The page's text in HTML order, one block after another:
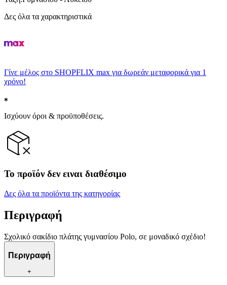
Δες όλα τα χαρακτηριστικά
Γίνε μέλος στο SHOPFLIX max για δωρεάν μεταφορικά για 1
χρόνο!
Ισχύουν όροι & προϋποθέσεις.
Το προϊόν δεν ειναι διαθέσιμο
Δες όλα τα προϊόντα της κατηγορίας
Περιγραφή
Σχολικό σακίδιο πλάτης γυμνασίου Polo, σε μοναδικό σχέδιο!
Περιγραφή
+